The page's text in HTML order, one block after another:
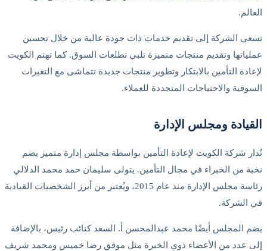
العالم.
تسعى الشركة إلى تقديم خدمات ذات جودة عالية من خلال تحسين
عملياتها وتقديم منتجات متميزة تلبي تطلعات السوق. كما تهتم الكويت
لإعادة التأمين بالابتكار وتطوير منتجات جديدة تتماشى مع التغيرات
السوقية والاحتياجات المتجددة للعملاء.
القيادة ومجلس الإدارة
تُدار شركة الكويت لإعادة التأمين بواسطة مجلس إدارة متميز يضم
نخبة من الخبراء في مجال التأمين. يتولى سليمان حمد محمد الدلالي
رئاسة مجلس الإدارة منذ عام 2015، ويُعتبر من أبرز الشخصيات القيادية
في الشركة.
يضم المجلس أيضًا محمد عبدالمحسن أ. السعد كنائب رئيس، بالإضافة
إلى عدد من الأعضاء ذوي الخبرة مثل موفق رضا خميس ومحمد شريف